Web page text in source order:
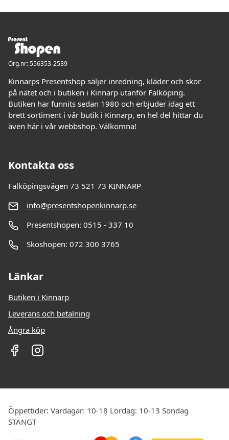
Org.nr: 556353-2539
Kinnarps Presentshop säljer inredning, kläder och skor
på nätet och i butiken i Kinnarp utanför Falköping.
Butiken har funnits sedan 1980 och erbjuder idag ett
brett sortiment i vår butik i Kinnarp, en hel del hittar du
även här i vår webbshop. Välkomna!
Kontakta oss
Falköpingsvägen 73 521 73 KINNARP
info@presentshopenkinnarp.se
Presentshopen: 0515 - 337 10
Skoshopen: 072 300 3765
Länkar
Butiken i Kinnarp
Leverans och betalning
Ångra köp
Öppettider: Vardagar: 10-18 Lördag: 10-13 Söndag
STÄNGT